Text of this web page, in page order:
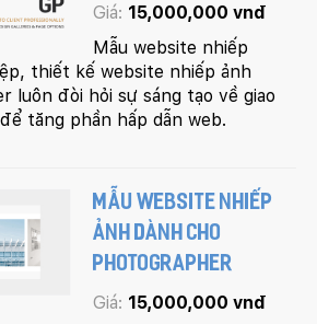
Giá: 15,000,000 vnđ
Mẫu website nhiếp
thiết kế website nhiếp ảnh
luôn đòi hỏi sự sáng tạo về giao
tăng phần hấp dẫn web.
MẪU WEBSITE NHIẾP
ẢNH DÀNH CHO
PHOTOGRAPHER
Giá: 15,000,000 vnđ